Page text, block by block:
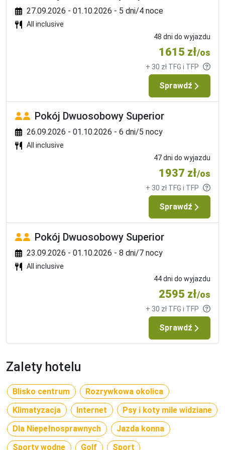
hotel tylko dla dorosłych +16
dogodna lokalizacja
27.09.2026 - 01.10.2026 - 5 dni/4 noce
All inclusive
48 dni do wyjazdu
1615 zł/os
+ 30 zł TFG i TFP
Sprawdź
Pokój Dwuosobowy Superior
26.09.2026 - 01.10.2026 - 6 dni/5 nocy
All inclusive
47 dni do wyjazdu
1937 zł/os
+ 30 zł TFG i TFP
Sprawdź
Pokój Dwuosobowy Superior
23.09.2026 - 01.10.2026 - 8 dni/7 nocy
All inclusive
44 dni do wyjazdu
2595 zł/os
+ 30 zł TFG i TFP
Sprawdź
Zalety hotelu
Blisko centrum
Rozrywkowa okolica
Klimatyzacja
Internet
Psy i koty mile widziane
Dla Niepełnosprawnych
Jazda konna
Sporty wodne
Golf Sport